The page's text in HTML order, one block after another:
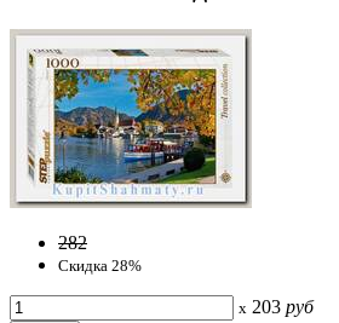
282
Скидка 28%
x 203 руб